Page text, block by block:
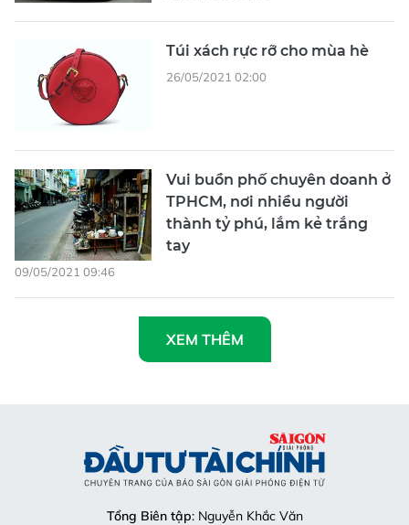
Túi xách rực rỡ cho mùa hè
26/05/2021 02:00
Vui buồn phố chuyên doanh ở
TPHCM, nơi nhiều người
thành tỷ phú, lắm kẻ trắng
tay
09/05/2021 09:46
XEM THÊM
Tổng Biên tập: Nguyễn Khắc Văn